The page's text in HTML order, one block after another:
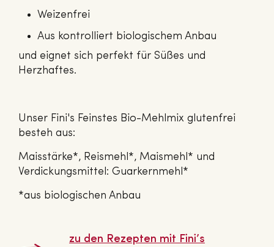
Weizenfrei
Aus kontrolliert biologischem Anbau
und eignet sich perfekt für Süßes und
Herzhaftes.
Unser Fini's Feinstes Bio-Mehlmix glutenfrei
besteh aus:
Maisstärke*, Reismehl*, Maismehl* und
Verdickungsmittel: Guarkernmehl*
*aus biologischen Anbau
zu den Rezepten mit Fini’s